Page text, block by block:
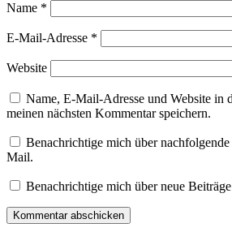
Name *
E-Mail-Adresse *
Website
Name, E-Mail-Adresse und Website in
meinen nächsten Kommentar speichern.
Benachrichtige mich über
Mail.
Benachrichtige mich über neue
Kommentar abschicken